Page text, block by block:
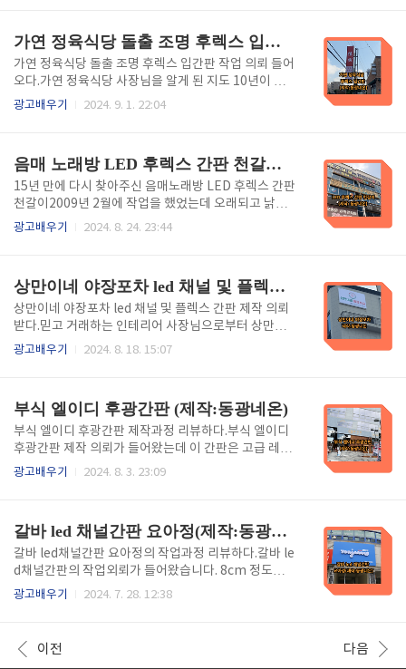
작. 3. 띠 엘이디 전광판 완성. 4. 큐브간판이란?. 5. 아크
릴 큐브간판 완성. 6. 포스팅을 마치며. 1. 띠 led 전
광판이란?이것은 LED(발광 다이오드) 기술을 활용하
여 정보를 표시하는간판으로 일반적으로 긴 형태로 제
작되어 광고, 공지사항, 시간, 날씨 등의 정보를 반복적
가연 정육식당 돌출 조명 후렉스 입간판 (제작:동광네온)
가연 정육식당 돌출 조명 후렉스 입간판 작업 의뢰 들어
오다.가연 정육식당 사장님을 알게 된 지도 10년이 훌
쩍 넘어가게 되었는데 기존에 간판을 부착한 데다가 보
되는데 오늘은 작업 과정을 리뷰해 봅니다. - 목차 -1.
돌출 조명 후렉스 입간판이란?. 2. 입간판 시멘트 굳히
기. 3. 시공하기. 4. 완성. 5. 포스팅을 마치며. 1. 돌출
조명 후렉스 입간판이란?돌출 조명 후렉스 입간판은 주
로 상업 공간이나 가게 외부에 설치되는 광고판입니다.
광고배우기 2024. 9. 1. 22:04
음매 노래방 LED 후렉스 간판 천갈이 (제작: 동광네온)
15년 만에 다시 찾아주신 음매노래방 LED 후렉스 간판
천갈이2009년 2월에 작업을 했었는데 오래되고 낡아
서 다시 의뢰를 해주신 케이스인데 우리 업체를 찾아주
니다. - 목차 - 1.LED 후렉스 간판이란?. 2.천갈이작업.
3.LED부착. 4.시공. 5.완성. 6.포스팅을 마치며. 1.
LED 후렉스 간판이란?LED 후렉스 간판은 일반적으로
LED 조명 기술을 사용하여 제작된 간판으로,후렉스(후
렉스 소재)라는 유연한 재질을 기반으로 합니다.후렉스
광고배우기 2024. 8. 24. 23:44
상만이네 야장포차 led 채널 및 플렉스 간판(제작:동광네온)
상만이네 야장포차 led 채널 및 플렉스 간판 제작 의뢰
받다.믿고 거래하는 인테리어 사장님으로부터 상만이
네 야장포차 led채널과 플렉스간판 제작 의뢰를 받았습
- 1.led채널간판이란?. 2.led 채널간판 조립. 3. 완
성. 4. 플렉스간판 틀제작 및 천 작업. 5. 플렉스 간판 완
성. 6. 포스팅을 마치며. 1. led채널간판이란? LED
채널간판은 주로 상업용으로 사용되는데 "채널"이라는
용어는 보통 금속이나 플라스틱으로 만든 문자나 로고
광고배우기 2024. 8. 18. 15:07
부식 엘이디 후광간판 (제작:동광네온)
부식 엘이디 후광간판 제작과정 리뷰하다.부식 엘이디
후광간판 제작 의뢰가 들어왔는데 이 간판은 고급 레스
토랑이나 호텔등에서 자주 사용됩니다. 부식된 금속의
발 달기. 3. 부식시키기. 4.후광 엘이디 부착. 5. 완성. 6.
포스팅을 마치며. 1. 부식 엘이디 후광간판이란?이
간판은 금속 소재를 부식시키는 공정을 거쳐 텍스트나
로고를 새긴 후, LED 조명을 후광으로 배치해 간판을
더 돋보이게 만드는 방식입니다. 부식된 금속의 질감과
업용 간판이나 고급 레스토랑, 호텔 등..
광고배우기 2024. 8. 3. 23:09
갈바 led 채널간판 요아정(제작:동광네온)
갈바 led채널간판 요아정의 작업과정 리뷰하다.갈바 le
d채널간판의 작업외뢰가 들어왔습니다. 8cm 정도의
약간 아르 된 간판인데 작업을 정말 세밀히 해야 하므로
것인데 오늘은 이 제작과정을 리뷰해 봅니다. - 목차
- 1.갈바 led 채널간판이라? 2. 틀 만들기. 3. 채널간판
광고배우기 2024. 7. 28. 12:38
이전 다음